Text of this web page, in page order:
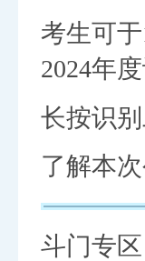
考生可
2024年
长按识
了解本
斗门专区